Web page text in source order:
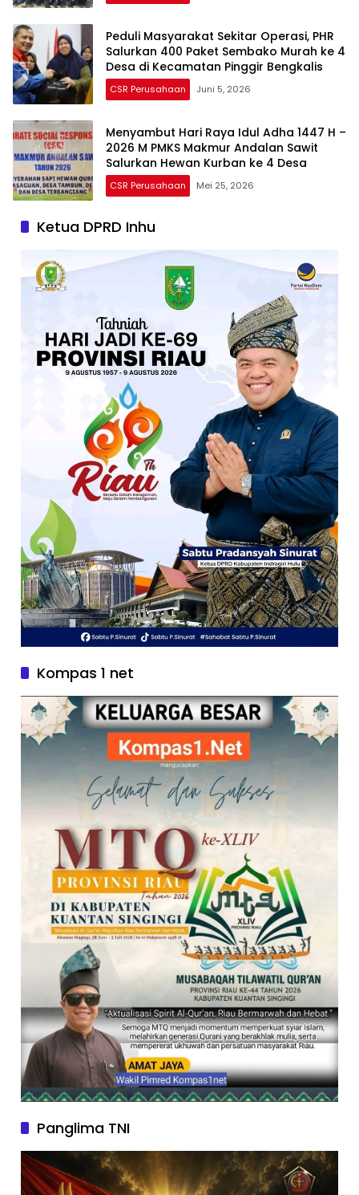
Peduli Masyarakat Sekitar Operasi, PHR
Salurkan 400 Paket Sembako Murah ke 4
CSR Perusahaan Juni 5, 2026
Menyambut Hari Raya Idul Adha 1447 H –
2026 M PMKS Makmur Andalan Sawit
Salurkan Hewan Kurban ke 4 Desa
CSR Perusahaan Mei 25, 2026
Ketua DPRD Inhu
Kompas 1 net
Panglima TNI